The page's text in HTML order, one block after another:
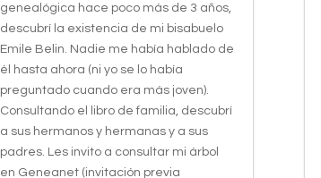
genealógica hace poco más de 3 años,
descubrí la existencia de mi bisabuelo
Emile Belin. Nadie me había hablado de
él hasta ahora (ni yo se lo había
preguntado cuando era más joven).
Consultando el libro de familia, descubrí
a sus hermanos y hermanas y a sus
padres. Les invito a consultar mi árbol
en Geneanet (invitación previa